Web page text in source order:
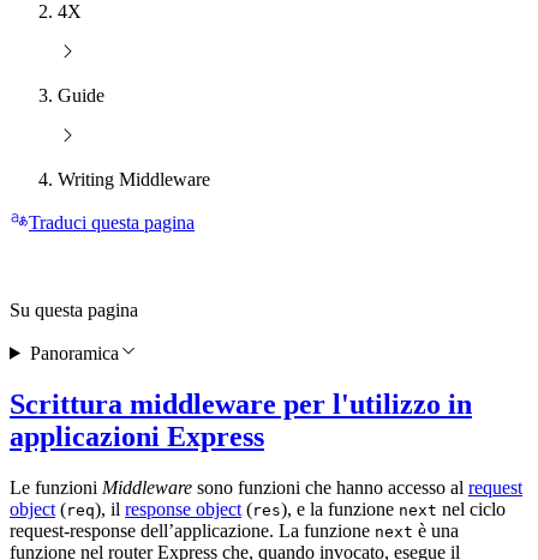
4X
Guide
Writing Middleware
Traduci questa pagina
Scrittura middleware per l'utilizzo in
applicazioni Express
Le funzioni Middleware sono funzioni che hanno accesso al request
object (req), il response object (res), e la funzione next nel ciclo
request-response dell’applicazione. La funzione next è una
funzione nel router Express che, quando invocato, esegue il
Su questa pagina
Panoramica